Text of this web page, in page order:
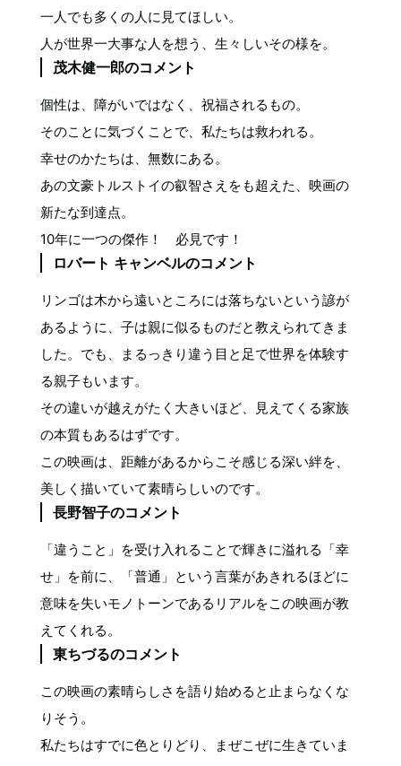
一人でも多くの人に見てほしい。
人が世界一大事な人を想う、生々しいその様を。
茂木健一郎のコメント
個性は、障がいではなく、祝福されるもの。
そのことに気づくことで、私たちは救われる。
幸せのかたちは、無数にある。
あの文豪トルストイの叡智さえをも超えた、映画の
新たな到達点。
10年に一つの傑作！ 必見です！
ロバート キャンベルのコメント
リンゴは木から遠いところには落ちないという諺が
あるように、子は親に似るものだと教えられてきま
した。でも、まるっきり違う目と足で世界を体験す
る親子もいます。
その違いが越えがたく大きいほど、見えてくる家族
の本質もあるはずです。
この映画は、距離があるからこそ感じる深い絆を、
美しく描いていて素晴らしいのです。
長野智子のコメント
「違うこと」を受け入れることで輝きに溢れる「幸
せ」を前に、「普通」という言葉があきれるほどに
意味を失いモノトーンであるリアルをこの映画が教
えてくれる。
東ちづるのコメント
この映画の素晴らしさを語り始めると止まらなくな
りそう。
私たちはすでに色とりどり、まぜこぜに生きていま